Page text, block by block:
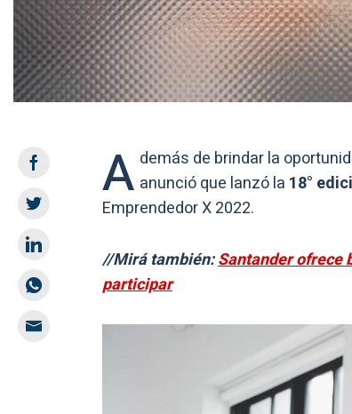
A demás de brindar la
anunció que lanzó la 18°
Emprendedor X 2022.
//Mirá también:Santander ofrece
participar